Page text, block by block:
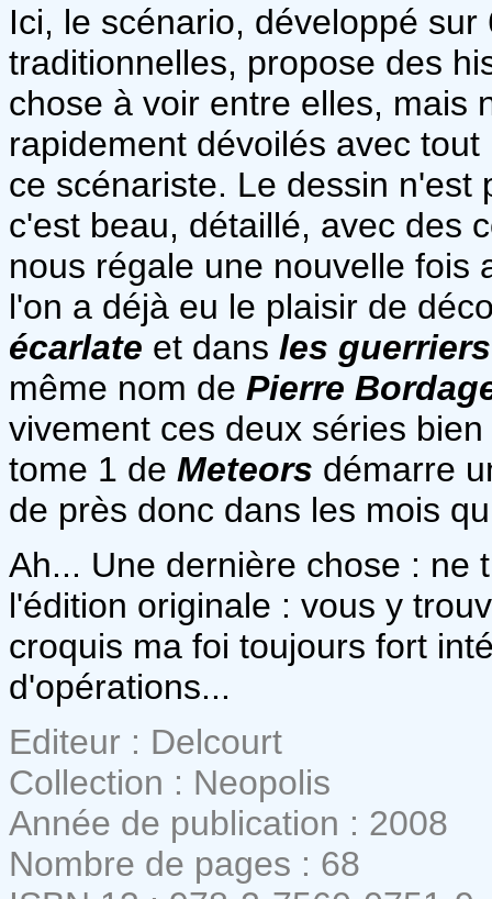
Ici, le scénario, développé
traditionnelles, propose des
chose à voir entre elles, mais
rapidement dévoilés avec
ce scénariste. Le dessin n'est
c'est beau, détaillé, avec des
nous régale une nouvelle fois
l'on a déjà eu le plaisir de
écarlate et dans les
même nom de Pierre
vivement ces deux séries
tome 1 de Meteors démarre
de près donc dans les mois
Ah... Une dernière chose : ne
l'édition originale : vous y
croquis ma foi toujours fort
d'opérations...
Editeur : Delcourt
Collection : Neopolis
Année de publication : 2008
Nombre de pages : 68